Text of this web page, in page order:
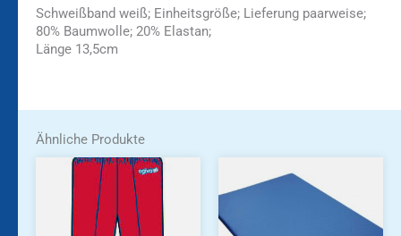
Schweißband weiß; Einheitsgröße; Lieferung paarweise;
80% Baumwolle; 20% Elastan;
Länge 13,5cm
Ähnliche Produkte
Dieses
Produkt
weist
mehrere
Produkt